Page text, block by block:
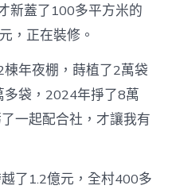
新蓋了100多平方米的
，正在裝修。
年夜棚，蒔植了2萬袋
袋，2024年掙了8萬
一起配合社，才讓我有
了1.2億元，全村400多